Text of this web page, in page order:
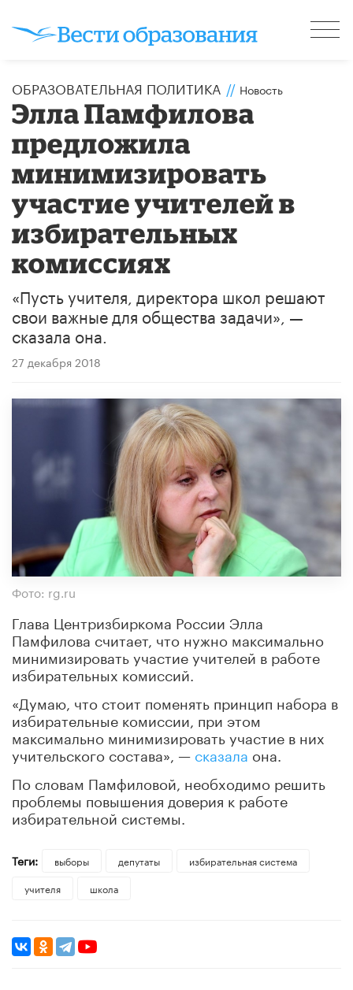
ОБРАЗОВАТЕЛЬНАЯ ПОЛИТИКА // Новость
Элла Памфилова
предложила
минимизировать
участие учителей в
избирательных
комиссиях
«Пусть учителя, директора школ решают
свои важные для общества задачи», —
сказала она.
27 декабря 2018
Фото: rg.ru
Глава Центризбиркома России Элла
Памфилова считает, что нужно максимально
минимизировать участие учителей в работе
избирательных комиссий.
«Думаю, что стоит поменять принцип набора в
избирательные комиссии, при этом
максимально минимизировать участие в них
учительского состава», — сказала она.
По словам Памфиловой, необходимо решить
проблемы повышения доверия к работе
избирательной системы.
Теги: выборы депутаты
избирательная система
учителя
школа